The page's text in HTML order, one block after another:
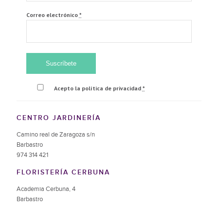
Correo electrónico *
Acepto la política de privacidad *
CENTRO JARDINERÍA
Camino real de Zaragoza s/n
Barbastro
974 314 421
FLORISTERÍA CERBUNA
Academia Cerbuna, 4
Barbastro